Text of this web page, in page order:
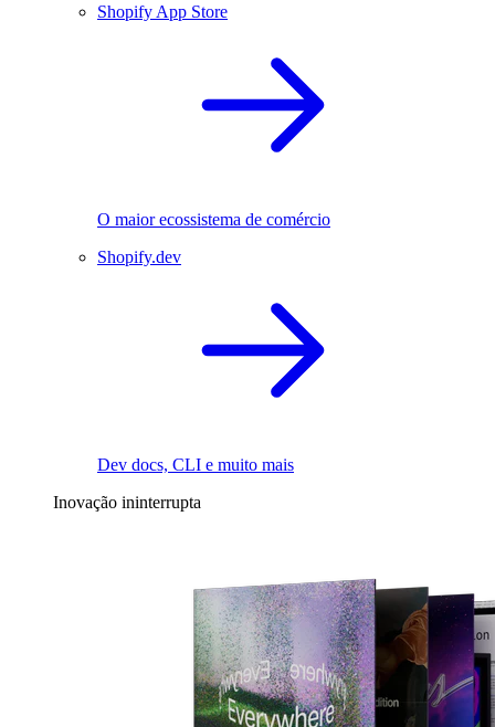
Shopify App Store
O maior ecossistema de comércio
Shopify.dev
Dev docs, CLI e muito mais
Inovação ininterrupta